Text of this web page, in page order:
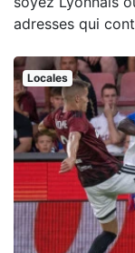
adresses qui
Locales